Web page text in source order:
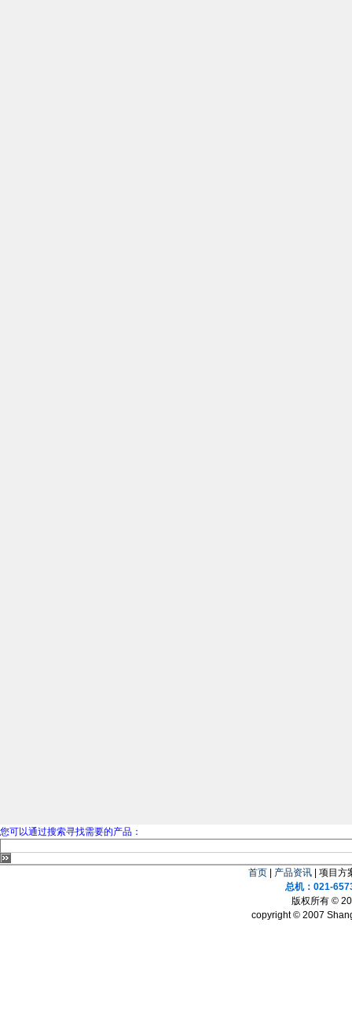
您可以通过搜索寻找需要的产品：
首页 产品资讯 | 项目方
总机：021-
版权所有 ©
copyright © 2007